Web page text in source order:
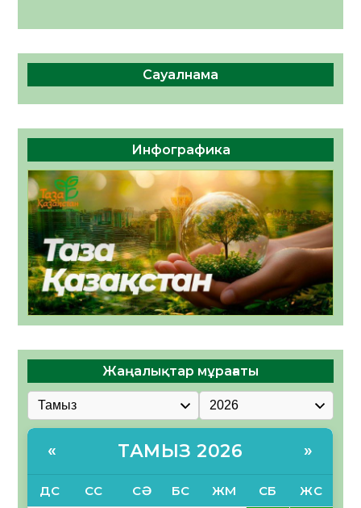
Сауалнама
Инфографика
Жаңалықтар мұрағаты
« ТАМЫЗ 2026 »
ДС СС СӘ БС ЖМ СБ ЖС